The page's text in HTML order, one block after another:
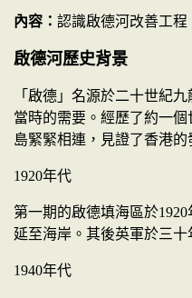
內容： 認識啟德河改善工
啟德河歷史背景
「啟德」名源於二十世紀
當時的需要。經歷了約一
島緊緊相連，見證了香港的
1920年代
第一期的啟德填海區於1920
延至海岸。其後英軍於三
1940年代